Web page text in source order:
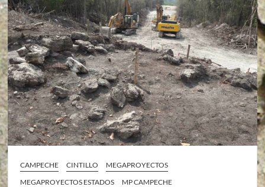
CAMPECHE CINTILLO
MEGAPROYECTOS
MEGAPROYECTOS ESTADOS
MP CAMPECHE